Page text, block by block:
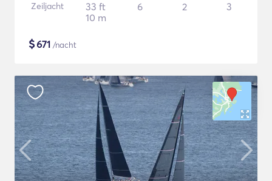
Zeiljacht
33 ft
10 m
6 2 3
$671 /nacht